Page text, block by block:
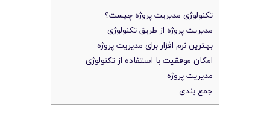
تکنولوژی مدیریت پروژه چیست؟
مدیریت پروژه از طریق تکنولوژی
بهترین نرم‌ افزار برای مدیریت پروژه
امکان موفقیت با استفاده از تکنولوژی
مدیریت پروژه
جمع‌ بندی